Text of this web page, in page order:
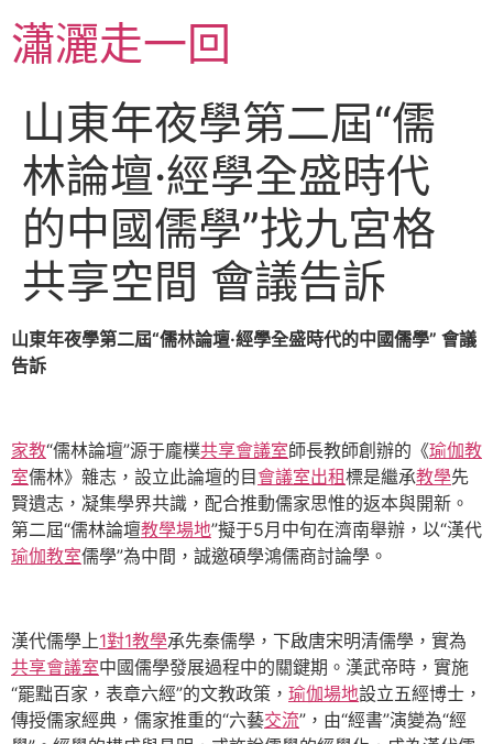
至
主瀟灑走一回
山東年夜學第二屆“儒
林論壇·經學全盛時代
的中國儒學”找九宮格
共享空間 會議告訴
山東年夜學第二屆“儒林論壇·經學全盛時代的中國儒學” 會議
告訴
家教“儒林論壇”源于龐樸共享會議室師長教師創辦的《瑜伽教
室儒林》雜志，設立此論壇的目會議室出租標是繼承教學先
賢遺志，凝集學界共識，配合推動儒家思惟的返本與開新。
第二屆“儒林論壇教學場地”擬于5月中旬在濟南舉辦，以“漢代
瑜伽教室儒學”為中間，誠邀碩學鴻儒商討論學。
漢代儒學上1對1教學承先秦儒學，下啟唐宋明清儒學，實為
共享會議室中國儒學發展過程中的關鍵期。漢武帝時，實施
“罷黜百家，表章六經”的文教政策， 瑜伽場地設立五經博士，
傳授儒家經典，儒家推重的“六藝交流”，由“經書”演變為“經